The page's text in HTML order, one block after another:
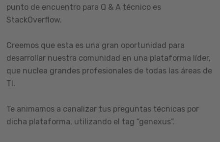
punto de encuentro para Q & A técnico es
StackOverflow.
Creemos que esta es una gran oportunidad para
desarrollar nuestra comunidad en una plataforma líder,
que nuclea grandes profesionales de todas las áreas de
TI.
Te animamos a canalizar tus preguntas técnicas por
dicha plataforma, utilizando el tag “genexus”.